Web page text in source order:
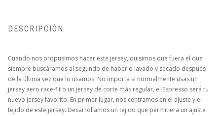
DESCRIPCIÓN
Cuando nos propusimos hacer este jersey, quisimos que fuera el que
siempre buscáramos al segundo de haberlo lavado y secado después
de la última vez que lo usamos. No importa si normalmente usas un
jersey aero race-fit o un jersey de corte más regular, el Espresso será tu
nuevo jersey favorito. En primer lugar, nos centramos en el ajuste y el
tejido de este jersey. Desarrollamos un tejido que permitiera un ajuste